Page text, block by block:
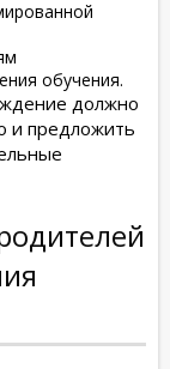
обучения.
должно
и предложить